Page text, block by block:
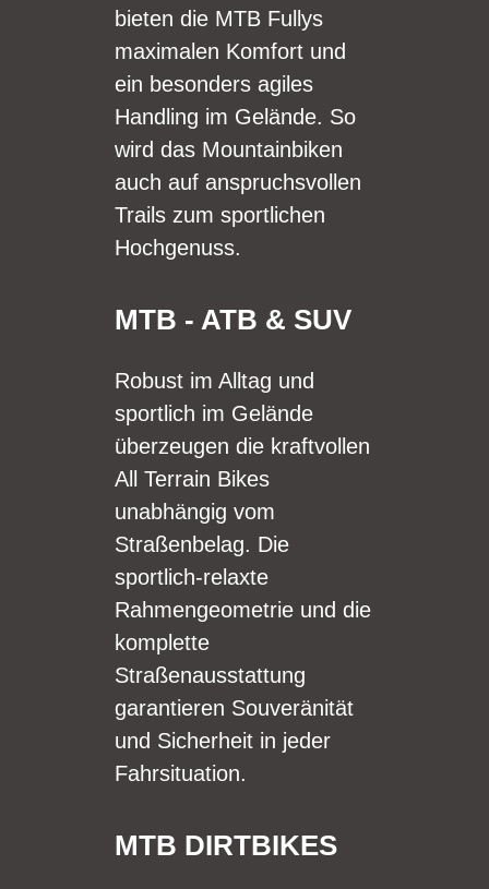
bieten die MTB Fullys
maximalen Komfort und
ein besonders agiles
Handling im Gelände. So
wird das Mountainbiken
auch auf anspruchsvollen
Trails zum sportlichen
Hochgenuss.
MTB - ATB & SUV
Robust im Alltag und
sportlich im Gelände
überzeugen die kraftvollen
All Terrain Bikes
unabhängig vom
Straßenbelag. Die
sportlich-relaxte
Rahmengeometrie und die
komplette
Straßenausstattung
garantieren Souveränität
und Sicherheit in jeder
Fahrsituation.
MTB DIRTBIKES